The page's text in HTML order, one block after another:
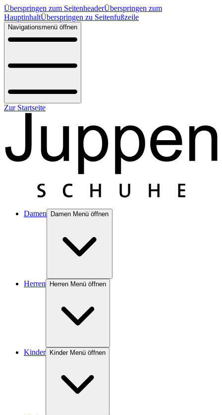
Überspringen zum SeitenheaderÜberspringen zum
HauptinhaltÜberspringen zu Seitenfußzeile
Navigationsmenü öffnen
Zur Startseite
Damen Damen Menü öffnen
Herren Herren Menü öffnen
Kinder Kinder Menü öffnen